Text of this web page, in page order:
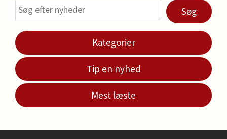
Søg
Kategorier
Tip en nyhed
Mest læste